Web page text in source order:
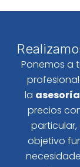
Ponemos a
la
precios
objetivo